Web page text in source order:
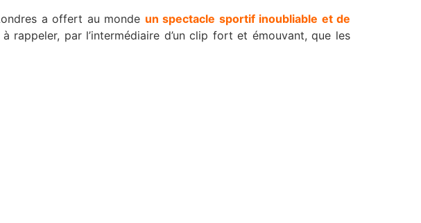
a offert au monde un spectacle sportif inoubliable et de
par l’intermédiaire d’un clip fort et émouvant, que les